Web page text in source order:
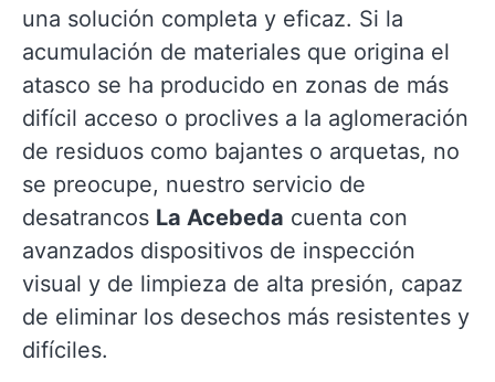
una solución completa y eficaz. Si la
acumulación de materiales que origina el
atasco se ha producido en zonas de más
difícil acceso o proclives a la aglomeración
de residuos como bajantes o arquetas, no
se preocupe, nuestro servicio de
desatrancos La Acebeda cuenta con
avanzados dispositivos de inspección
visual y de limpieza de alta presión, capaz
de eliminar los desechos más resistentes y
difíciles.